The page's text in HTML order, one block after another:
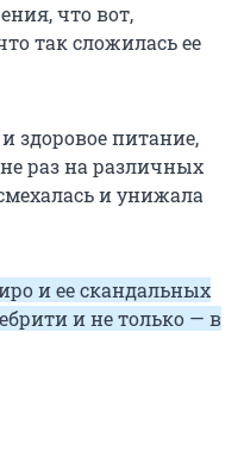
что вот,
так сложилась ее
здоровое питание,
раз на различных
и унижала
и ее скандальных
и не только — в